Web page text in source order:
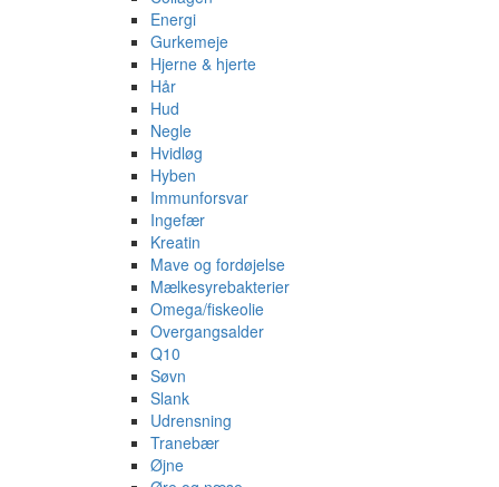
Energi
Gurkemeje
Hjerne & hjerte
Hår
Hud
Negle
Hvidløg
Hyben
Immunforsvar
Ingefær
Kreatin
Mave og fordøjelse
Mælkesyrebakterier
Omega/fiskeolie
Overgangsalder
Q10
Søvn
Slank
Udrensning
Tranebær
Øjne